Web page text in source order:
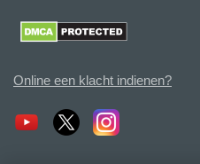
Online een klacht indienen?